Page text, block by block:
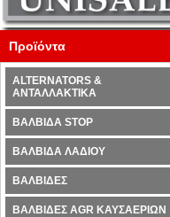
Προϊόντα
ALTERNATORS &
ΑΝΤΑΛΛΑΚΤΙΚΑ
ΒΑΛΒΙΔΑ STOP
ΒΑΛΒΙΔΑ ΛΑΔΙΟΥ
ΒΑΛΒΙΔΕΣ
ΒΑΛΒΙΔΕΣ AGR ΚΑΥΣΑΕΡΙΩΝ